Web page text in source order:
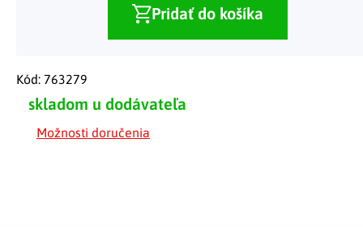
skladom u dodávateľa
Možnosti doručenia
Pridať do košíka
Kód: 763279